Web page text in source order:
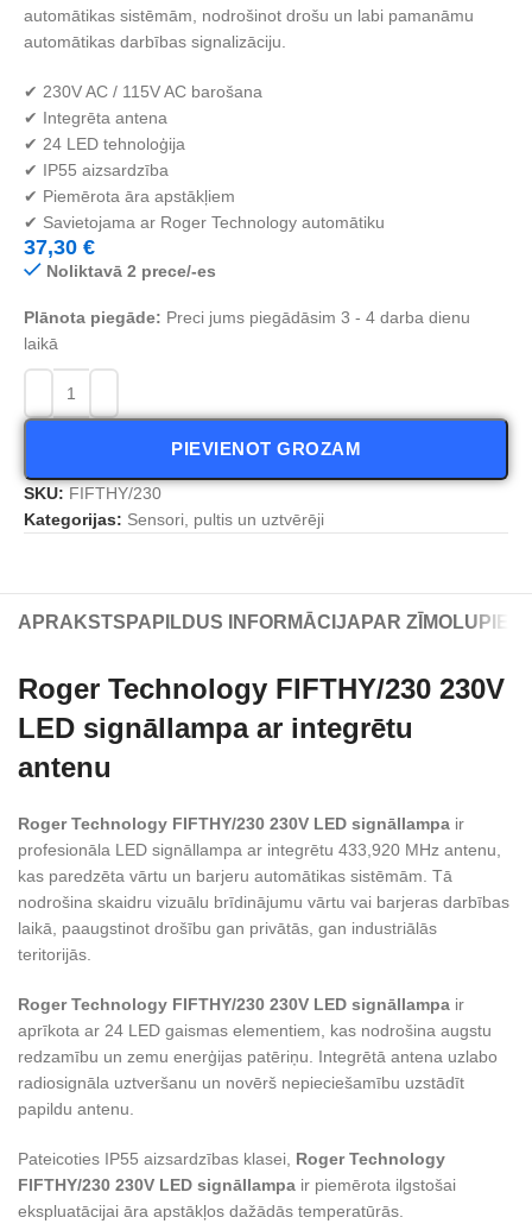
automātikas sistēmām, nodrošinot drošu un labi pamanāmu
automātikas darbības signalizāciju.
✔ 230V AC / 115V AC barošana
✔ Integrēta antena
✔ 24 LED tehnoloģija
✔ IP55 aizsardzība
✔ Piemērota āra apstākļiem
✔ Savietojama ar Roger Technology automātiku
37,30 €
Noliktavā 2 prece/-es
Plānota piegāde: Preci jums piegādāsim 3 - 4 darba dienu
laikā
PIEVIENOT GROZAM
SKU: FIFTHY/230
Kategorijas: Sensori, pultis un uztvērēji
APRAKSTS PAPILDUS INFORMĀCIJA PAR ZĪMOLU
Roger Technology FIFTHY/230 230V
LED signāllampa ar integrētu
antenu
Roger Technology FIFTHY/230 230V LED signāllampa ir
profesionāla LED signāllampa ar integrētu 433,920 MHz antenu,
kas paredzēta vārtu un barjeru automātikas sistēmām. Tā
nodrošina skaidru vizuālu brīdinājumu vārtu vai barjeras darbības
laikā, paaugstinot drošību gan privātās, gan industriālās
teritorijās.
Roger Technology FIFTHY/230 230V LED signāllampa ir
aprīkota ar 24 LED gaismas elementiem, kas nodrošina augstu
redzamību un zemu enerģijas patēriņu. Integrētā antena uzlabo
radiosignāla uztveršanu un novērš nepieciešamību uzstādīt
papildu antenu.
Pateicoties IP55 aizsardzības klasei, Roger Technology
FIFTHY/230 230V LED signāllampa ir piemērota ilgstošai
ekspluatācijai āra apstākļos dažādās temperatūrās.